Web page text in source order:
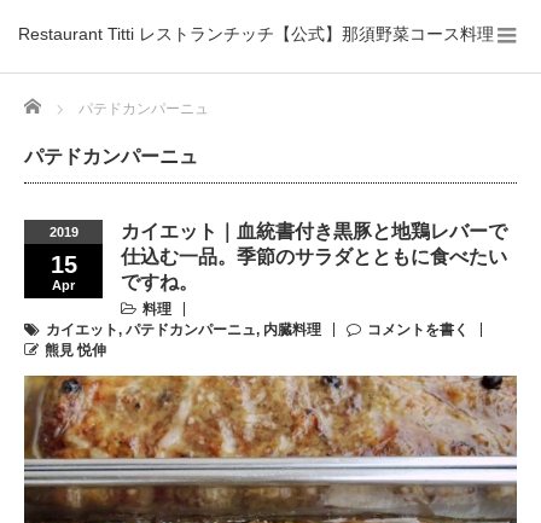
Restaurant Titti レストランチッチ【公式】那須野菜コース料理
Home パテドカンパーニュ
パテドカンパーニュ
2019
15
Apr
カイエット｜血統書付き黒豚と地鶏レバーで
仕込む一品。季節のサラダとともに食べたい
ですね。
料理
カイエット, パテドカンパーニュ, 内臓料理
コメントを書く
熊見 悦伸